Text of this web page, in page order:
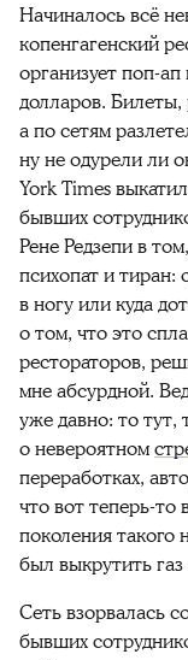
Начиналось всё
копенгагенский
организует поп-
долларов. Билеты,
а по сетям
ну не одурели ли
York Times
бывших
Рене Редзепи в
психопат и
в ногу или куда
о том, что это
рестораторов,
мне абсурдной.
уже давно: то тут,
о невероятном
переработках,
что вот теперь-то
поколения такого
был выкрутить
Сеть взорвалась
бывших